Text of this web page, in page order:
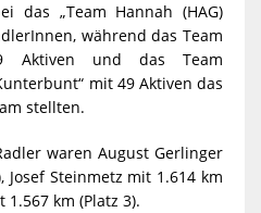
das „Team Hannah (HAG)
während das Team
Aktiven und das Team
mit 49 Aktiven das
stellten.
waren August Gerlinger
Josef Steinmetz mit 1.614 km
km (Platz 3).